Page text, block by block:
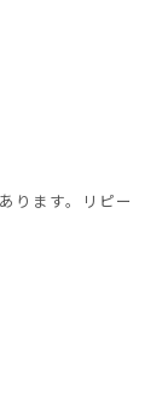
ります。リピー